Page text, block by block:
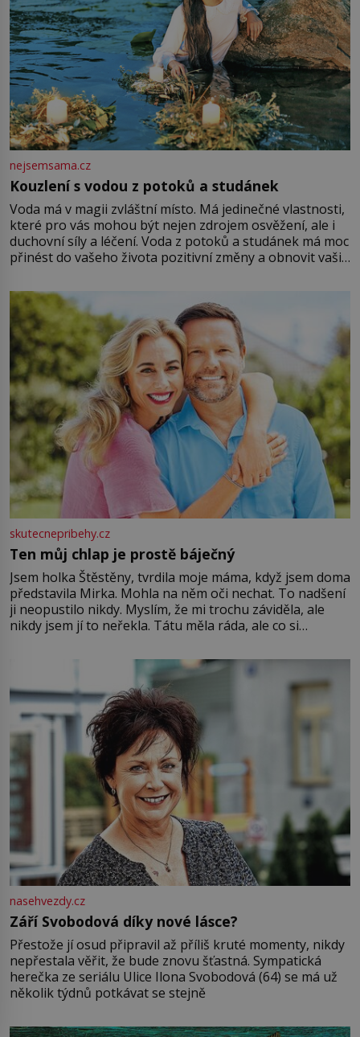
nejsemsama.cz
Kouzlení s vodou z potoků a studánek
Voda má v magii zvláštní místo. Má jedinečné vlastnosti,
které pro vás mohou být nejen zdrojem osvěžení, ale i
duchovní síly a léčení. Voda z potoků a studánek má moc
přinést do vašeho života pozitivní změny a obnovit vaši
můžete obohatit své rituály a přinést do svého života
větší harmonii a klid. Je důležité
skutecnepribehy.cz
Ten můj chlap je prostě báječný
Jsem holka Štěstěny, tvrdila moje máma, když jsem doma
představila Mirka. Mohla na něm oči nechat. To nadšení
ji neopustilo nikdy. Myslím, že mi trochu záviděla, ale
nikdy jsem jí to neřekla. Tátu měla ráda, ale co si
Jsme spolu moc rádi Tehdy byla jiná doba, když
nasehvezdy.cz
Září Svobodová díky nové lásce?
Přestože jí osud připravil až příliš kruté momenty, nikdy
nepřestala věřit, že bude znovu šťastná. Sympatická
herečka ze seriálu Ulice Ilona Svobodová (64) se má už
několik týdnů potkávat se stejně